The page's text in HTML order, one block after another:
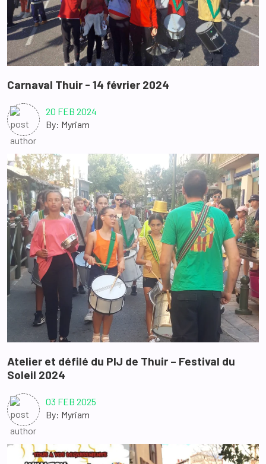
Carnaval Thuir - 14 février 2024
20 FEB 2024
By: Myriam
Atelier et défilé du PIJ de Thuir – Festival du
Soleil 2024
03 FEB 2025
By: Myriam